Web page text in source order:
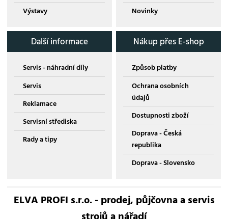
Výstavy
Novinky
Další informace
Servis - náhradní díly
Servis
Reklamace
Servisní střediska
Rady a tipy
Nákup přes E-shop
Způsob platby
Ochrana osobních
údajů
Dostupnosti zboží
Doprava - Česká
republika
Doprava - Slovensko
ELVA PROFI s.r.o. - prodej, půjčovna a servis